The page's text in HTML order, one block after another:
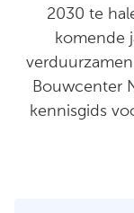
2030 te
komende
Bouwcenter
kennisgids